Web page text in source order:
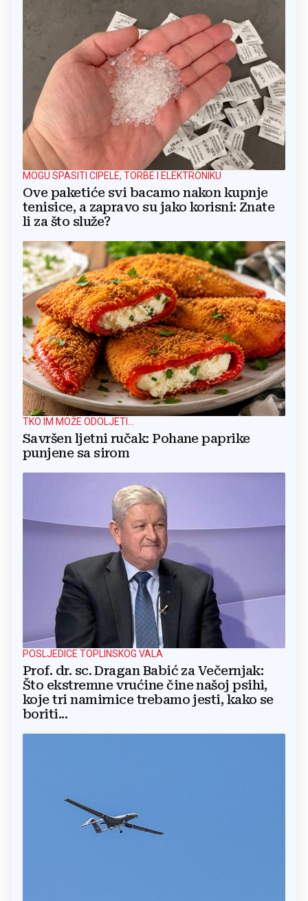
MOGU SPASITI CIPELE, TORBE I ELEKTRONIKU
Ove paketiće svi bacamo nakon kupnje
tenisice, a zapravo su jako korisni: Znate
li za što služe?
TKO IM MOŽE ODOLJETI...
Savršen ljetni ručak: Pohane paprike
punjene sa sirom
POSLJEDICE TOPLINSKOG VALA
Prof. dr. sc. Dragan Babić za Večernjak:
Što ekstremne vrućine čine našoj psihi,
koje tri namirnice trebamo jesti, kako se
boriti...